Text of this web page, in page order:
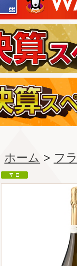
ホーム > フ